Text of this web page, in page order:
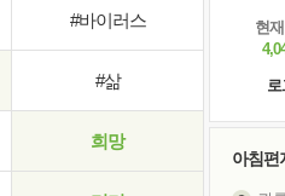
#바이러스
#삶
희망
현
로
아침편